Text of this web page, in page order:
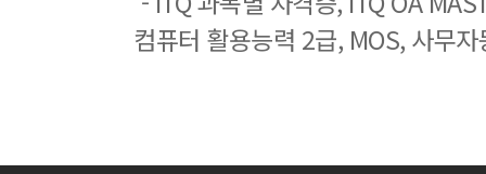
컴퓨터 활용능력 2급, MOS, 사무